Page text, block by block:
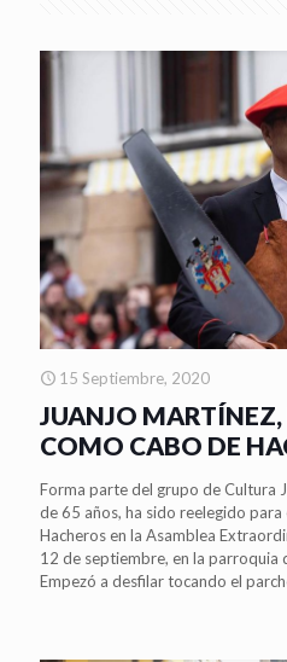
15 Septiembre, 2020
JUANJO MARTÍNEZ,
COMO CABO DE
Forma parte del grupo de Cultura
de 65 años, ha sido reelegido
Hacheros en la Asamblea
12 de septiembre, en la parroquia
Empezó a desfilar tocando el